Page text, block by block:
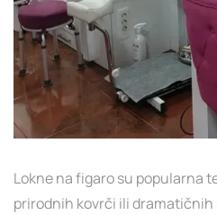
Lokne na figaro su popularna
prirodnih kovrči ili dramatičnih